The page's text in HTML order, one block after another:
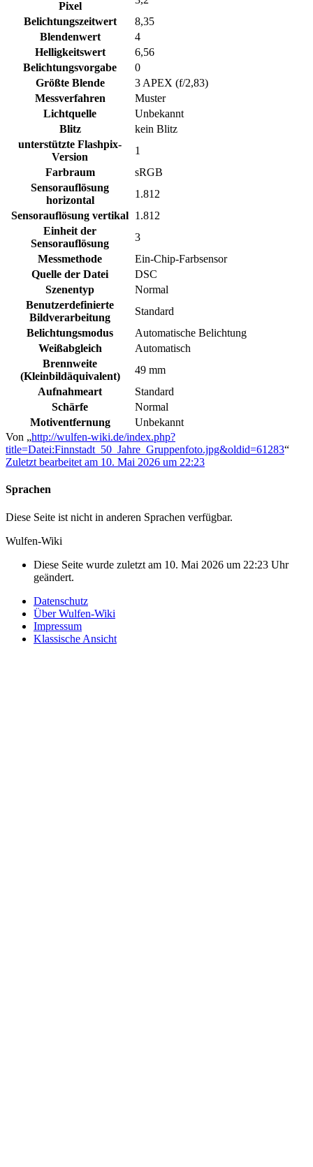
Pixel
Belichtungszeitwert
8,35
Blendenwert
4
Helligkeitswert
6,56
Belichtungsvorgabe
0
Größte Blende
3 APEX (f/2,83)
Messverfahren
Muster
Lichtquelle
Unbekannt
Blitz
kein Blitz
unterstützte Flashpix-
Version
1
Farbraum
sRGB
Sensorauflösung
horizontal
1.812
Sensorauflösung vertikal 1.812
Einheit der
Sensorauflösung
3
Messmethode
Ein-Chip-Farbsensor
Quelle der Datei
DSC
Szenentyp
Normal
Benutzerdefinierte
Bildverarbeitung
Standard
Belichtungsmodus
Automatische Belichtung
Weißabgleich
Automatisch
Brennweite
(Kleinbildäquivalent)
49 mm
Aufnahmeart
Standard
Schärfe
Normal
Motiventfernung
Unbekannt
Von „http://wulfen-wiki.de/index.php?
title=Datei:Finnstadt_50_Jahre_Gruppenfoto.jpg&oldid=61283“
Zuletzt bearbeitet am 10. Mai 2026 um 22:23
Sprachen
Diese Seite ist nicht in anderen Sprachen verfügbar.
Wulfen-Wiki
Diese Seite wurde zuletzt am 10. Mai 2026 um 22:23 Uhr
geändert.
Datenschutz
Über Wulfen-Wiki
Impressum
Klassische Ansicht